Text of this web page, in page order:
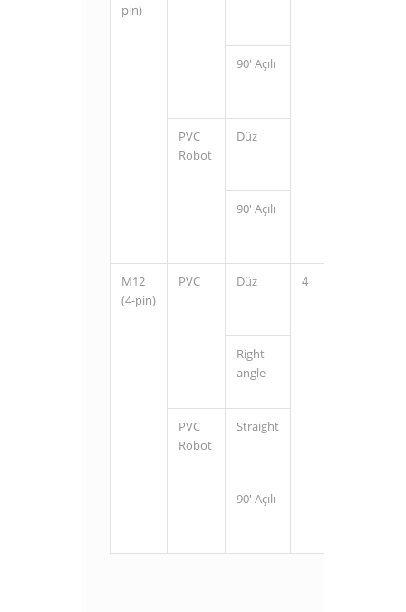
pin)
90' Açılı
PVC
Robot
Düz
90' Açılı
M12
(4-pin)
PVC Düz 4
Right-
angle
PVC
Robot
Straight
90' Açılı